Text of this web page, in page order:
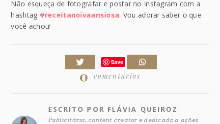
Não esqueça de fotografar e postar no Instagram com a
hashtag #receitanoivaansiosa. Vou adorar saber o que
você achou!
Save
0 comentários
ESCRITO POR FLÁVIA QUEIROZ
Publicitária, content creator e dedicada a ações